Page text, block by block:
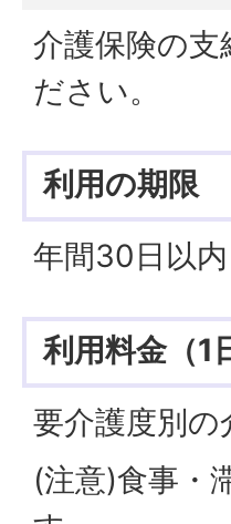
介護保険の
ださい。
利用の期限
年間30日以内
利用料金（1
要介護度別の
(注意)食事・